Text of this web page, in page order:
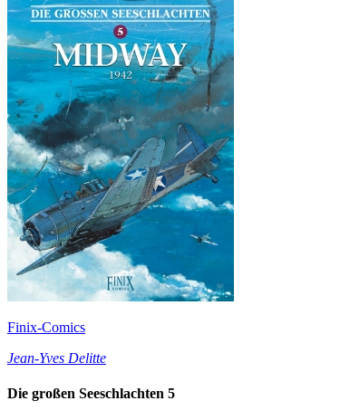
Finix-Comics
Jean-Yves Delitte
Die großen Seeschlachten 5